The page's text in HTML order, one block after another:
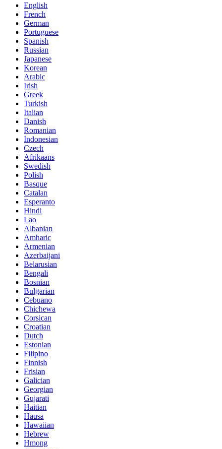
English
French
German
Portuguese
Spanish
Russian
Japanese
Korean
Arabic
Irish
Greek
Turkish
Italian
Danish
Romanian
Indonesian
Czech
Afrikaans
Swedish
Polish
Basque
Catalan
Esperanto
Hindi
Lao
Albanian
Amharic
Armenian
Azerbaijani
Belarusian
Bengali
Bosnian
Bulgarian
Cebuano
Chichewa
Corsican
Croatian
Dutch
Estonian
Filipino
Finnish
Frisian
Galician
Georgian
Gujarati
Haitian
Hausa
Hawaiian
Hebrew
Hmong